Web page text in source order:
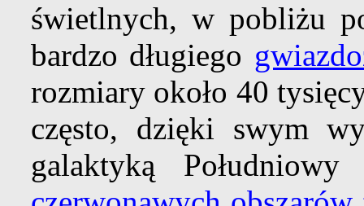
świetlnych, w pobliżu
bardzo długiego
rozmiary około 40
często, dzięki swym
galaktyką